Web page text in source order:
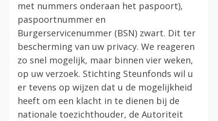
met nummers onderaan het paspoort),
paspoortnummer en
Burgerservicenummer (BSN) zwart. Dit ter
bescherming van uw privacy. We reageren
zo snel mogelijk, maar binnen vier weken,
op uw verzoek. Stichting Steunfonds wil u
er tevens op wijzen dat u de mogelijkheid
heeft om een klacht in te dienen bij de
nationale toezichthouder, de Autoriteit